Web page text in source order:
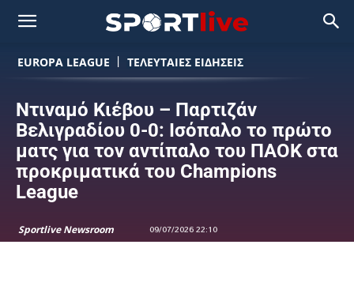
EUROPA LEAGUE ΤΕΛΕΥΤΑΙΕΣ ΕΙΔΗΣΕΙΣ
Ντιναμό Κιέβου – Παρτιζάν
Βελιγραδίου 0-0: Ισόπαλο το πρώτο
ματς για τον αντίπαλο του ΠΑΟΚ στα
προκριματικά του Champions
League
Sportlive Newsroom 09/07/2026 22:10